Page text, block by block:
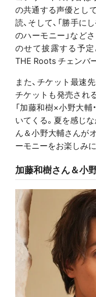
の共通する声優とし
読、そして、「勝手に
のハーモニー」など
のせて披露する予
THE Roots チェンバ
また、チケット最速
チケットも発売され
「加藤和樹×小野大輔
いてくる。夏を感じ
ん＆小野大輔さんが
ーモニーをお楽しみに
加藤和樹さん＆小